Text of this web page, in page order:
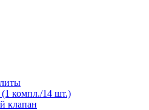
компл./14 шт.)
клапан